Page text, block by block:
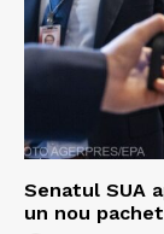
Senatul SUA
un nou